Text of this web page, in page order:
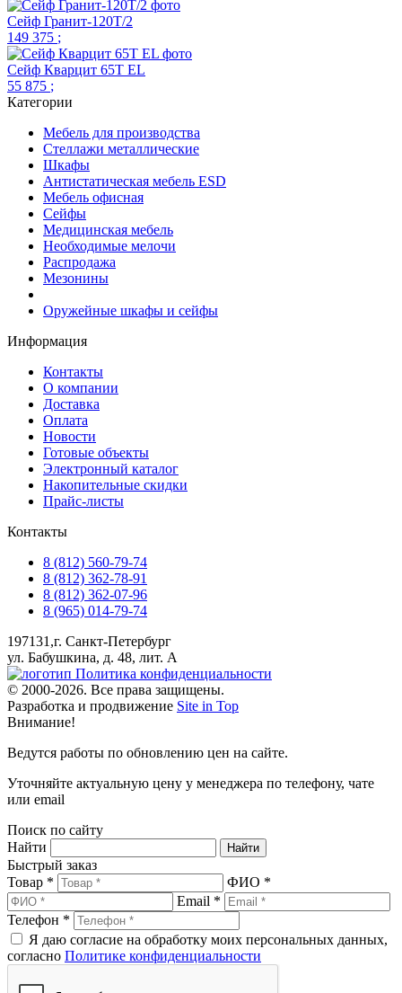
Сейф Гранит-120Т/2
149 375 ;
Сейф Кварцит 65Т EL
55 875 ;
Категории
Мебель для производства
Стеллажи металлические
Шкафы
Антистатическая мебель ESD
Мебель офисная
Сейфы
Медицинская мебель
Необходимые мелочи
Распродажа
Мезонины
Оружейные шкафы и сейфы
Информация
Контакты
О компании
Доставка
Оплата
Новости
Готовые объекты
Электронный каталог
Накопительные скидки
Прайс-листы
Контакты
8 (812) 560-79-74
8 (812) 362-78-91
8 (812) 362-07-96
8 (965) 014-79-74
197131,г. Санкт-Петербург
ул. Бабушкина, д. 48, лит. А
Политика конфиденциальности
© 2000-2026. Все права защищены.
Разработка и продвижение Site in Top
Внимание!
Ведутся работы по обновлению цен на сайте.
Уточняйте актуальную цену у менеджера по телефону, чате
или email
Поиск по сайту
Найти
Быстрый заказ
Товар *
ФИО *
Email *
Телефон *
Я даю согласие на обработку моих персональных данных,
согласно Политике конфиденциальности